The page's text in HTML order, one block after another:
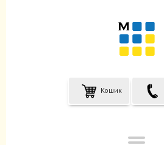
Кошик